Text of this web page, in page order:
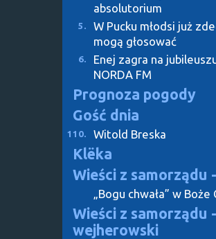
absolutorium
5.
W Pucku młodsi już
mogą głosować
6.
Enej zagra na
NORDA FM
Prognoza pogody
Gość dnia
110. Witold Breska
Klëka
Wieści z samorządu
„Bogu chwała” w Boże
Wieści z samorządu
wejherowski